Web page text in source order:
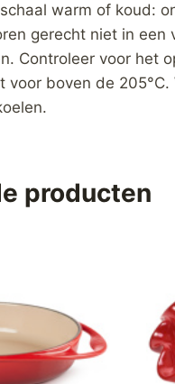
warm of koud:
gerecht niet in
Controleer voor het
voor boven de
producten